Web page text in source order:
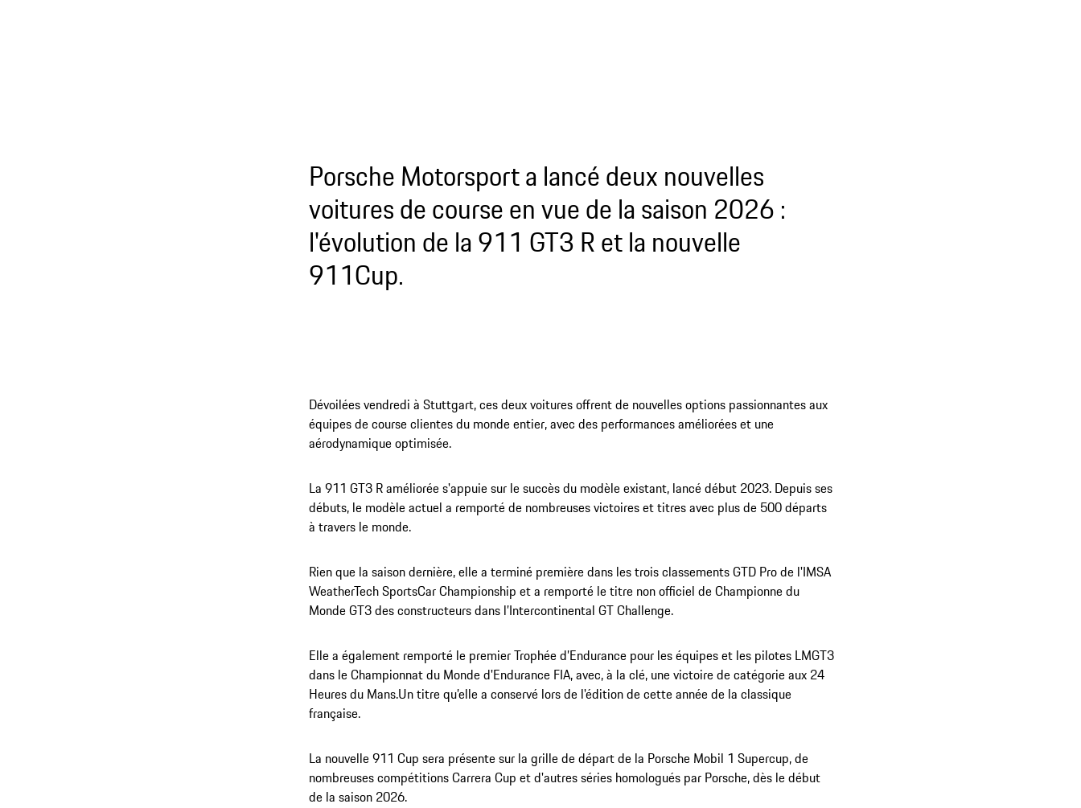
Porsche Motorsport a lancé deux nouvelles
voitures de course en vue de la saison 2026 :
l'évolution de la 911 GT3 R et la nouvelle
911Cup.
Dévoilées vendredi à Stuttgart, ces deux voitures offrent de nouvelles options passionnantes aux
équipes de course clientes du monde entier, avec des performances améliorées et une
aérodynamique optimisée.
La 911 GT3 R améliorée s'appuie sur le succès du modèle existant, lancé début 2023. Depuis ses
débuts, le modèle actuel a remporté de nombreuses victoires et titres avec plus de 500 départs
à travers le monde.
Rien que la saison dernière, elle a terminé première dans les trois classements GTD Pro de l'IMSA
WeatherTech SportsCar Championship et a remporté le titre non officiel de Championne du
Monde GT3 des constructeurs dans l’Intercontinental GT Challenge.
Elle a également remporté le premier Trophée d’Endurance pour les équipes et les pilotes LMGT3
dans le Championnat du Monde d'Endurance FIA, avec, à la clé, une victoire de catégorie aux 24
Heures du Mans.Un titre qu’elle a conservé lors de l'édition de cette année de la classique
française.
La nouvelle 911 Cup sera présente sur la grille de départ de la Porsche Mobil 1 Supercup, de
nombreuses compétitions Carrera Cup et d'autres séries homologués par Porsche, dès le début
de la saison 2026.